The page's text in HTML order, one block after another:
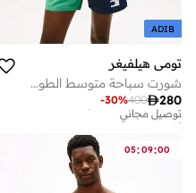
ADIB
تومي هيلفيغر
شورت سباحة متوسط الطول بألوان متباينة
280
400
-30%
أفضل سعر لهذا العام
توصيل مجاني
أفضل سعر لهذا العام
05:09:00